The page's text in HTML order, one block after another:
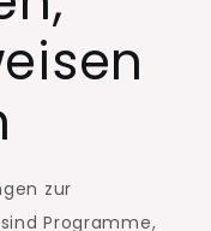
zur
Programme,